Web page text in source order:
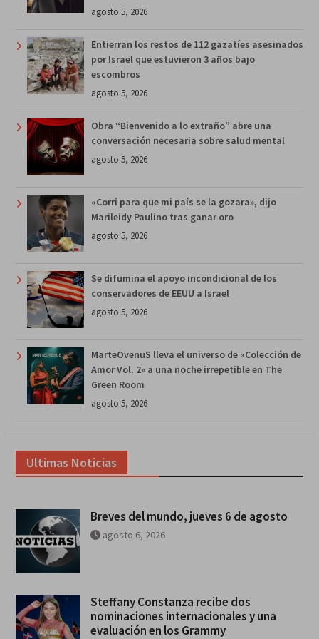
agosto 5, 2026
Entierran los restos de 112 gazatíes asesinados
por Israel que estuvieron 3 años bajo
escombros
agosto 5, 2026
Obra “Bienvenido a lo extraño” abre una
conversación necesaria sobre salud mental
agosto 5, 2026
«Corrí para que mi país se la gozara», dijo
Marileidy Paulino tras ganar oro
agosto 5, 2026
Se difumina el apoyo incondicional de los
conservadores de EEUU a Israel
agosto 5, 2026
MarteOvenuS lleva el universo de «Colección de
Amor Vol. 2» a una noche irrepetible en The
Green Room
agosto 5, 2026
Ultimas Noticias
Breves del mundo, jueves 6 de agosto
agosto 6, 2026
Steffany Constanza recibe dos
nominaciones internacionales y una
evaluación en los Grammy